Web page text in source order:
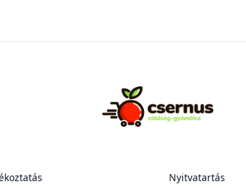
Csernus Zöldség-gyümölcs
Nyitvatartás